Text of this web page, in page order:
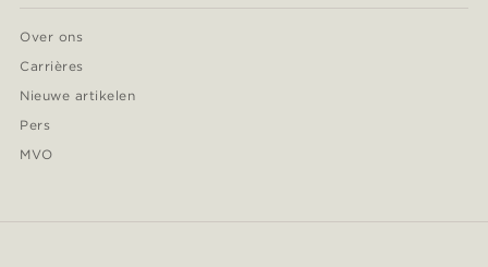
Over ons
Carrières
Nieuwe artikelen
Pers
MVO